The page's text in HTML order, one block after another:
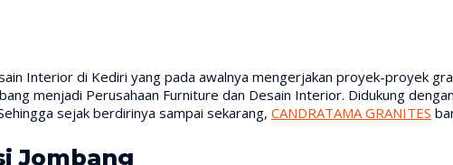
Interior di Kediri yang pada awalnya mengerjakan proyek-proyek
menjadi Perusahaan Furniture dan Desain Interior. Didukung
sejak berdirinya sampai sekarang, CANDRATAMA GRANITES
Jombang